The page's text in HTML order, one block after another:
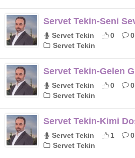
Servet Tekin-Seni
Servet Tekin 0 0
Servet Tekin
Servet Tekin-Gelen
Servet Tekin 0 0
Servet Tekin
Servet Tekin-Kimi
Servet Tekin 1 0
Servet Tekin